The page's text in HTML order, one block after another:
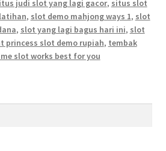
judi slot yang lagi gacor, situs slot
, slot demo mahjong ways 1, slot
, slot yang lagi bagus hari ini, slot
princess slot demo rupiah, tembak
slot works best for you